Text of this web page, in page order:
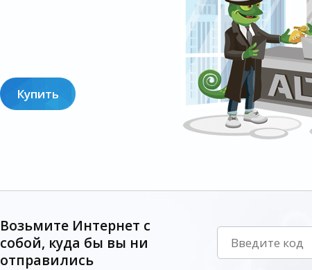
Купить
Возьмите Интернет с
собой, куда бы вы ни
отправились